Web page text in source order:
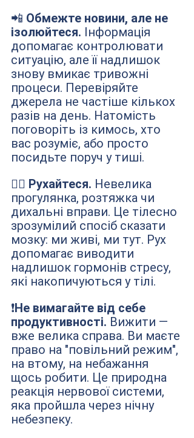
📲 Обмежте новини, але не
ізолюйтеся. Інформація
допомагає контролювати
ситуацію, але її надлишок
знову вмикає тривожні
процеси. Перевіряйте
джерела не частіше кількох
разів на день. Натомість
поговоріть із кимось, хто
вас розуміє, або просто
посидьте поруч у тиші.
🚶‍♂️ Рухайтеся. Невелика
прогулянка, розтяжка чи
дихальні вправи. Це тілесно
зрозумілий спосіб сказати
мозку: ми живі, ми тут. Рух
допомагає виводити
надлишок гормонів стресу,
які накопичуються у тілі.
❗️Не вимагайте від себе
продуктивності. Вижити —
вже велика справа. Ви маєте
право на "повільний режим",
на втому, на небажання
щось робити. Це природна
реакція нервової системи,
яка пройшла через нічну
небезпеку.